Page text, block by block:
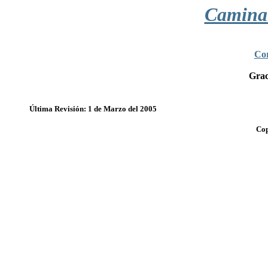
Última Revisión: 1 de Marzo del 2005